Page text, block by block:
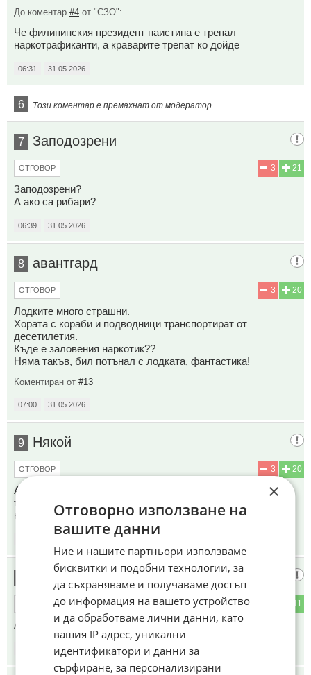
До коментар #4 от "СЗО":
Че филипинския президент наистина е трепал
наркотрафиканти, а краварите трепат ко дойде
06:31 31.05.2026
6 Този коментар е премахнат от модератор.
7 Заподозрени
21
3
ОТГОВОР
Заподозрени?
А ако са рибари?
06:39 31.05.2026
8 авантгард
20
3
ОТГОВОР
Лодките много страшни.
Хората с кораби и подводници транспортират от
десетилетия.
Къде е заловения наркотик??
Няма такъв, бил потънал с лодката, фантастика!
Коментиран от #13
07:00 31.05.2026
9 Някой
20
3
ОТГОВОР
Американците даже не се крият, а се хвалят, че са
терористи и се хвалят, че не се съобразяват със законите
на международното право
Исторически парк
11
ОТГОВОР
А тука им дават 10 месеца условна
31.05.2026
×
Отговорно използване на
вашите данни
Ние и нашите партньори използваме
бисквитки и подобни технологии, за
да съхраняваме и получаваме достъп
до информация на вашето устройство
и да обработваме лични данни, като
вашия IP адрес, уникални
идентификатори и данни за
сърфиране, за персонализирани